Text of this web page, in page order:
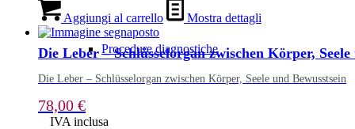
Procedure diagnostiche
Aggiungi al carrello Mostra dettagli
Die Leber – Schlüsselorgan zwischen Körper, Seele
Die Leber – Schlüsselorgan zwischen Körper, Seele und Bewusstsein
78,00 €
IVA inclusa